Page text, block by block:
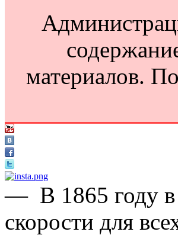
материалов.
— В 1865 году
скорости для